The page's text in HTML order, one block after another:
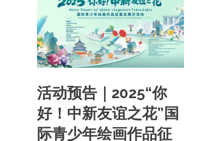
活动预告｜2025“你
好！中新友谊之花”国
际青少年绘画作品征